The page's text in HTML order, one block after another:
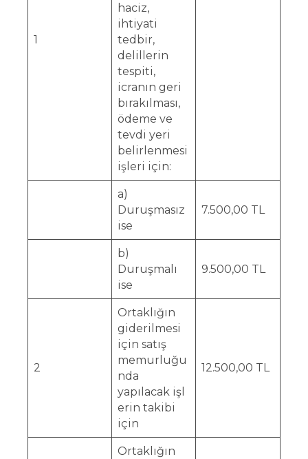
1
haciz,
ihtiyati
tedbir,
delillerin
tespiti,
icranın geri
bırakılması,
ödeme ve
tevdi yeri
belirlenmesi
işleri için:
a)
Duruşmasız
ise
7.500,00 TL
b)
Duruşmalı
ise
9.500,00 TL
2
Ortaklığın
giderilmesi
için satış
memurluğu
nda
yapılacak işl
erin takibi
için
12.500,00 TL
Ortaklığın